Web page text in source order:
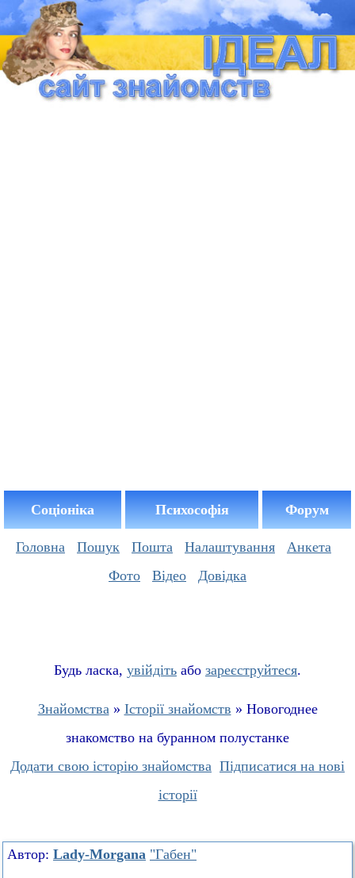
Соціоніка Психософія Форум
Головна Пошук Пошта Налаштування
Анкета
Фото
Відео Довідка
Будь ласка, увійдіть або зареєструйтеся.
Знайомства » Історії знайомств » Новогоднее
знакомство на буранном полустанке
Додати свою історію знайомства Підписатися на нові
історії
Автор: Lady-Morgana "Габен"